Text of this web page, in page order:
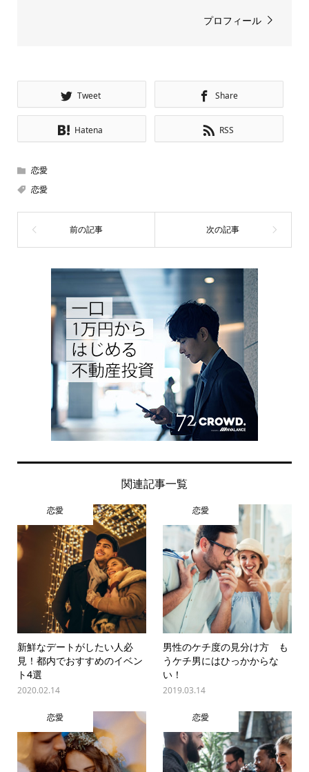
プロフィール
Tweet Share
Hatena RSS
恋愛
恋愛
関連記事一覧
恋愛
新鮮なデートがしたい人必
見！都内でおすすめのイベン
ト4選
2020.02.14
恋愛
男性のケチ度の見分け方 も
うケチ男にはひっかからな
い！
2019.03.14
恋愛 恋愛